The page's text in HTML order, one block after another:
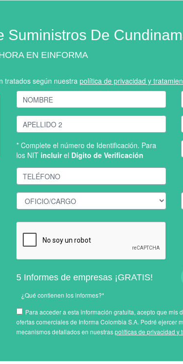
Suministros De
EN EINFORMA
tratados según nuestrapolítica de privacidad y
* Complete el número de Identificación. Para
los NIT incluirel Dígito de Verificación
5 Informes de empresas ¡GRATIS!
¿Qué contienen los informes?*
Para acceder a esta información gratuita, acepto que
ofertas comerciales de Informa Colombia S.A. Podré ejercer
mecanismos detallados en nuestraspolíticas de privacidad y